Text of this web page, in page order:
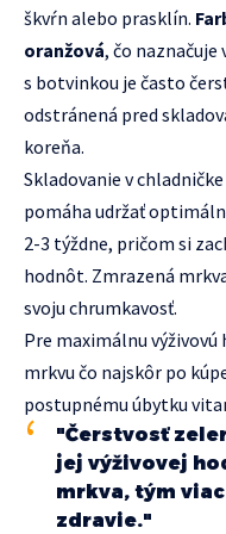
škvŕn alebo prasklín.
oranžová, čo
s botvinkou je často
odstránená pred
koreňa.
Skladovanie v
pomáha udržať
2-3 týždne, pričom si
hodnôt. Zmrazená
svoju chrumkavosť.
Pre maximálnu
mrkvu čo najskôr po
postupnému úbytku
"Čerstvosť
jej výživovej
mrkva, tým
zdravie."